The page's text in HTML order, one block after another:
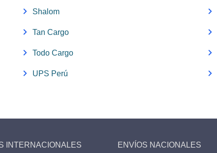
Shalom
Tan Cargo
Todo Cargo
UPS Perú
INTERNACIONALES ENVÍOS NACIONALES